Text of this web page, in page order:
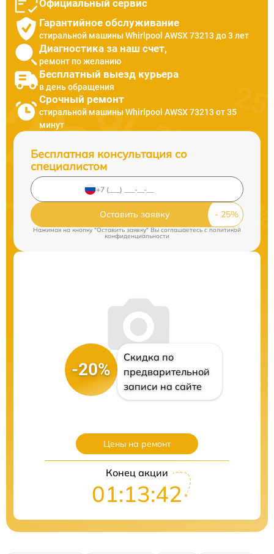
Официальный сервис
Гарантийное обслуживание
стиральной машины Whirlpool AWSX 73213 до 3 лет
Диагностика за наш счет,
ремонт по желанию
Бесплатный выезд курьера
в день обращения
Срочный ремонт
стиральной машины Whirlpool AWSX 73213 от 35
минут
Бесплатная консультация со
специалистом
Оставить заявку
Нажимая на кнопку "Оставить заявку" Вы соглашаетесь c политикой
конфиденциальности
-20%
Скидка по
предварительной
записи на сайте
Цены на ремонт
Конец акции
01:13:41